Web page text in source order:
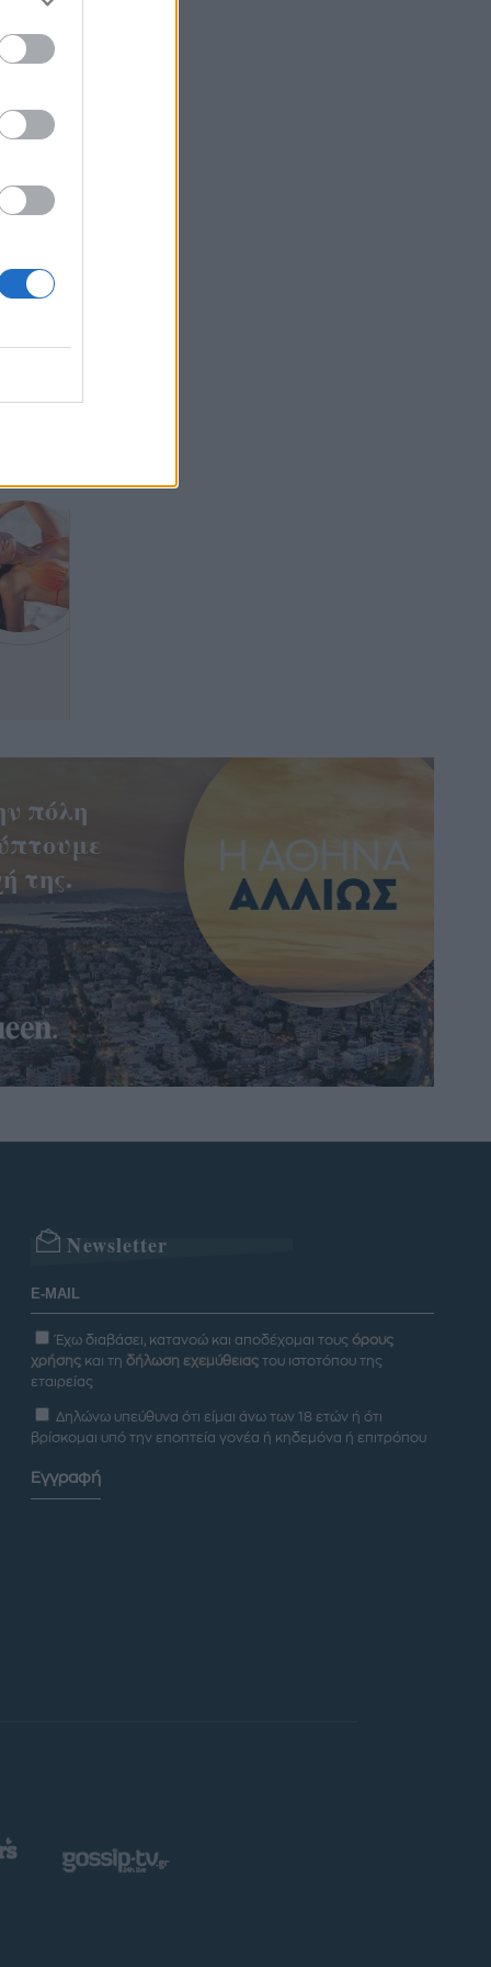
πόλη
της.
Newsletter
Έχω διαβάσει, κατανοώ και αποδέχομαι τους όρους
χρήσης και τη δήλωση εχεμύθειας του ιστοτόπου της
εταιρείας
Δηλώνω υπεύθυνα ότι είμαι άνω των 18 ετών ή ότι
βρίσκομαι υπό την εποπτεία γονέα ή κηδεμόνα ή επιτρόπου
Εγγραφή